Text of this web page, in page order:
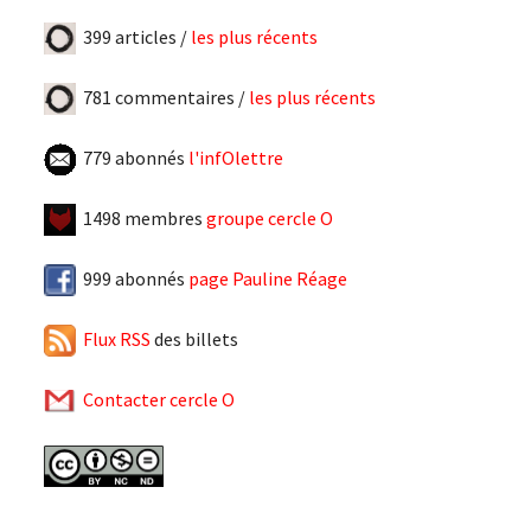
399 articles / les plus récents
781 commentaires / les plus récents
779 abonnés l'infOlettre
1498 membres groupe cercle O
999 abonnés page Pauline Réage
Flux RSS des billets
Contacter cercle O